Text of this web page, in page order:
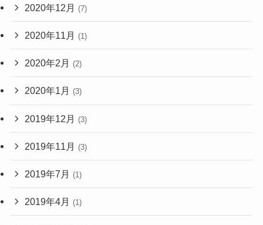
2020年12月 (7)
2020年11月 (1)
2020年2月 (2)
2020年1月 (3)
2019年12月 (3)
2019年11月 (3)
2019年7月 (1)
2019年4月 (1)